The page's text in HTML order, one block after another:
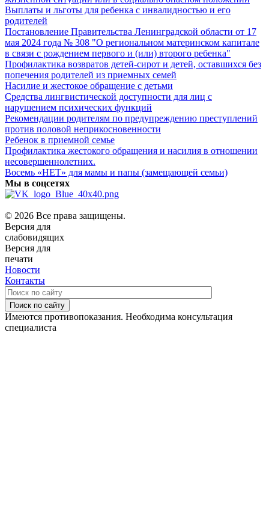
Выплаты и льготы для ребенка с инвалидностью и его
родителей
Постановление Правительства Ленинградской области от 17
мая 2024 года № 308 "О региональном материнском капитале
в связи с рождением первого и (или) второго ребенка"
Профилактика возвратов детей-сирот и детей, оставшихся без
попечения родителей из приемных семей
Насилие и жестокое обращение с детьми
Средства лингвистической доступности для лиц с
нарушением психических функций
Рекомендации родителям по предупреждению преступлений
против половой неприкосновенности
Ребенок в приемной семье
Профилактика жестокого обращения и насилия в отношении
несовершеннолетних.
Восемь «НЕТ» для мамы и папы (замещающей семьи)
Мы в соцсетях
© 2026 Все права защищены.
Версия для
слабовидящих
Версия для
печати
Новости
Контакты
Поиск по сайту
Имеются противопоказания. Необходима консультация
специалиста